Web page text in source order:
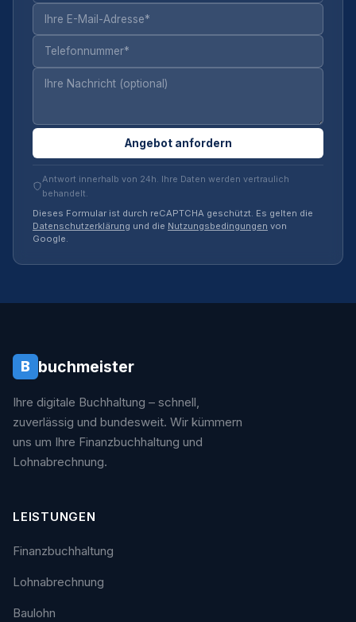
Angebot anfordern
Antwort innerhalb von 24h. Ihre Daten werden vertraulich
behandelt.
Dieses Formular ist durch reCAPTCHA geschützt. Es gelten die
Datenschutzerklärung und die Nutzungsbedingungen von
Google.
B buchmeister
Ihre digitale Buchhaltung – schnell,
zuverlässig und bundesweit. Wir kümmern
uns um Ihre Finanzbuchhaltung und
Lohnabrechnung.
LEISTUNGEN
Finanzbuchhaltung
Lohnabrechnung
Baulohn